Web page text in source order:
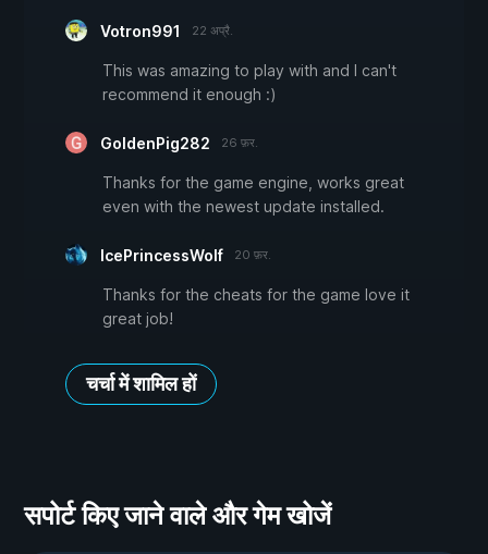
Votron991 22 अप्रै.
This was amazing to play with and I can't
recommend it enough :)
GoldenPig282 26 फ़र.
Thanks for the game engine, works great
even with the newest update installed.
IcePrincessWolf 20 फ़र.
Thanks for the cheats for the game love it
great job!
चर्चा में शामिल हों
सपोर्ट किए जाने वाले और गेम खोजें